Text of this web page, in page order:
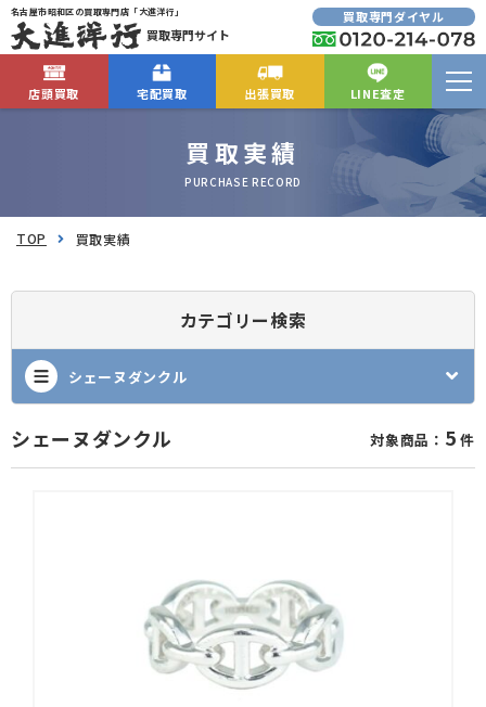
名古屋市昭和区の買取専門店「大進洋行」
買取専門サイト
買取専門ダイヤル
店頭買取 宅配買取 出張買取 LINE査定
買取実績
PURCHASE RECORD
TOP 買取実績
カテゴリー検索
シェーヌダンクル
シェーヌダンクル 対象商品： 5 件